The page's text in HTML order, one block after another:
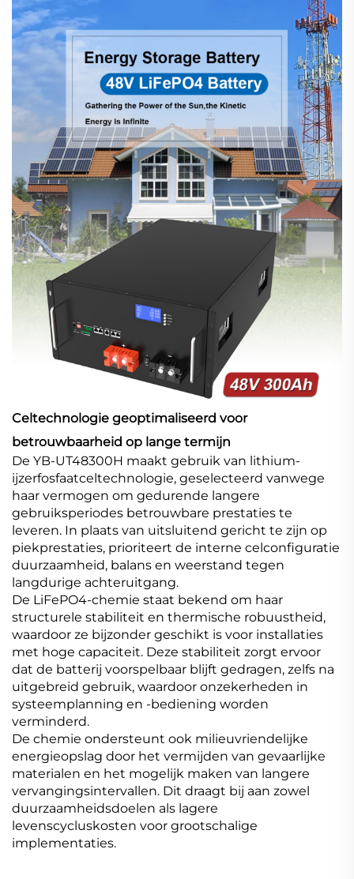
Celtechnologie geoptimaliseerd voor
betrouwbaarheid op lange termijn
De YB-UT48300H maakt gebruik van lithium-
ijzerfosfaatceltechnologie, geselecteerd vanwege
haar vermogen om gedurende langere
gebruiksperiodes betrouwbare prestaties te
leveren. In plaats van uitsluitend gericht te zijn op
piekprestaties, prioriteert de interne celconfiguratie
duurzaamheid, balans en weerstand tegen
langdurige achteruitgang.
De LiFePO4-chemie staat bekend om haar
structurele stabiliteit en thermische robuustheid,
waardoor ze bijzonder geschikt is voor installaties
met hoge capaciteit. Deze stabiliteit zorgt ervoor
dat de batterij voorspelbaar blijft gedragen, zelfs na
uitgebreid gebruik, waardoor onzekerheden in
systeemplanning en -bediening worden
verminderd.
De chemie ondersteunt ook milieuvriendelijke
energieopslag door het vermijden van gevaarlijke
materialen en het mogelijk maken van langere
vervangingsintervallen. Dit draagt bij aan zowel
duurzaamheidsdoelen als lagere
levenscycluskosten voor grootschalige
implementaties.